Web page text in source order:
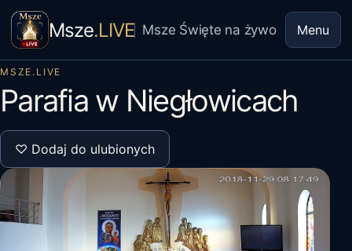
Msze.LIVE Msze Święte na żywo Menu
MSZE.LIVE
Parafia w Niegłowicach
♡ Dodaj do ulubionych